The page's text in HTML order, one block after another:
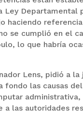
Ley Departamental
haciendo
se cumplió en el
lo que habría
Lens, pidió a la
fondo las causas
administrativa,
a las autoridades